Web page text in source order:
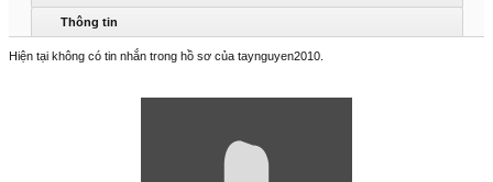
Thông tin
Hiện tại không có tin nhắn trong hồ sơ của taynguyen2010.